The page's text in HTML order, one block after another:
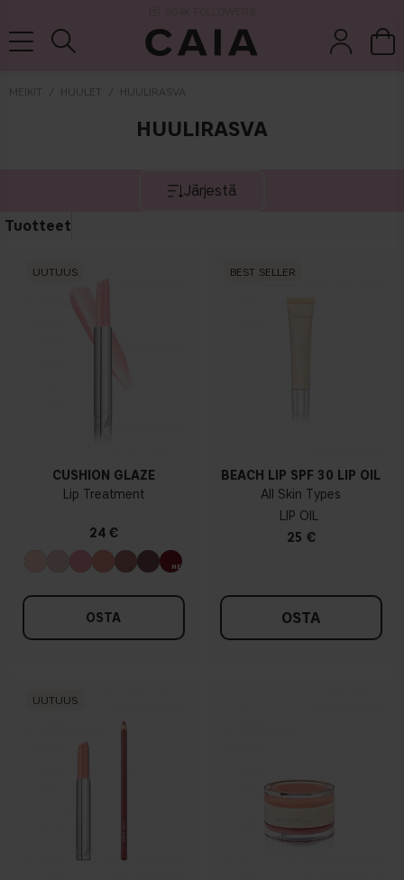
MEIKIT HUULET HUULIRASVA
HUULIRASVA
Järjestä
Tuotteet
UUTUUS
CUSHION GLAZE
Lip Treatment
24 €
OSTA
BEST SELLER
BEACH LIP SPF 30 LIP OIL
All Skin Types
LIP OIL
25 €
OSTA
UUTUUS
setit
kuivashampo